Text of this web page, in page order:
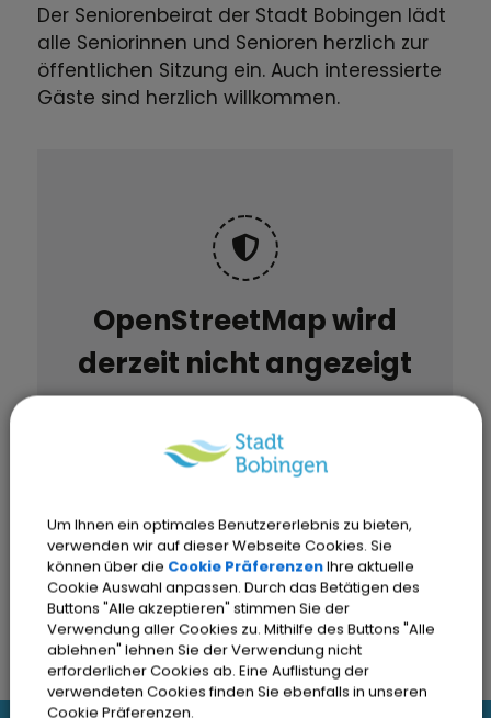
Der Seniorenbeirat der Stadt Bobingen lädt
alle Seniorinnen und Senioren herzlich zur
öffentlichen Sitzung ein. Auch interessierte
Gäste sind herzlich willkommen.
OpenStreetMap wird
derzeit nicht angezeigt
in Ihren Cookie Einstellungen.
Um Ihnen ein optimales Benutzererlebnis zu bieten,
verwenden wir auf dieser Webseite Cookies. Sie
können über die Cookie PräferenzenIhre aktuelle
Cookie Auswahl anpassen. Durch das Betätigen des
Buttons "Alle akzeptieren" stimmen Sie der
Verwendung aller Cookies zu. Mithilfe des Buttons "Alle
ablehnen" lehnen Sie der Verwendung nicht
erforderlicher Cookies ab. Eine Auflistung der
verwendeten Cookies finden Sie ebenfalls in unseren
Cookie Präferenzen.